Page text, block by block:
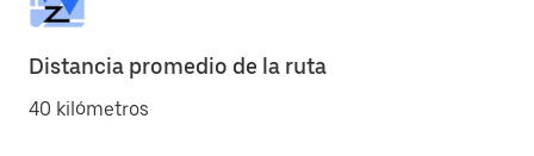
Distancia promedio de la ruta
40 kilómetros